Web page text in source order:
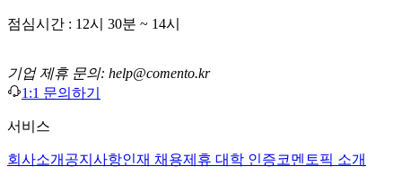
점심시간 : 12시 30분 ~ 14시
기업 제휴 문의: help@comento.kr
1:1 문의하기
서비스
회사소개 공지사항인재 채용제휴 대학 인증코멘토픽 소개